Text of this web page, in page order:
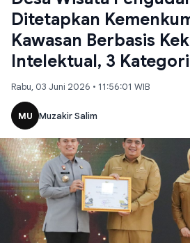
Ditetapkan
Kawasan Berbasis
Intelektual, 3
Rabu, 03 Juni 2026 • 11:56:01 WIB
MU Muzakir Salim